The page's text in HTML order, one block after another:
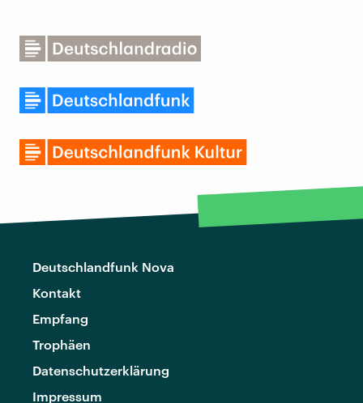
Deutschlandfunk Nova
Kontakt
Empfang
Trophäen
Datenschutzerklärung
Impressum